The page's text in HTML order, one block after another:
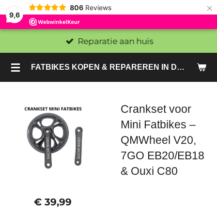
9,6
806 Reviews ×
FATBIKES KOPEN & REPAREREN IN DEN HAAG EN ZOETERMEER - SACHE BIKES
Reparatie aan huis
Crankset voor
Mini Fatbikes –
QMWheel V20,
7GO EB20/EB18
& Ouxi C80
€ 39,99